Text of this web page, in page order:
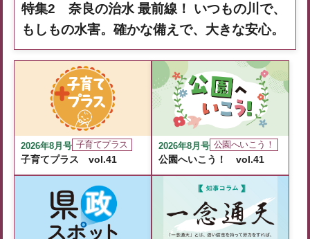
特集2 奈良の治水 最前線！ いつもの川で、
もしもの水害。確かな備えで、大きな安心。
2026年8月号 子育てプラス
子育てプラス vol.41
2026年8月号 公園へいこう！
公園へいこう！ vol.41